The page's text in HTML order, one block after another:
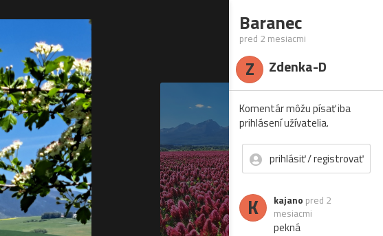
Baranec
pred 2 mesiacmi
Z Zdenka-D
Komentár môžu písať iba
prihlásení užívatelia.
prihlásiť / registrovať
K kajano pred 2
mesiacmi
pekná